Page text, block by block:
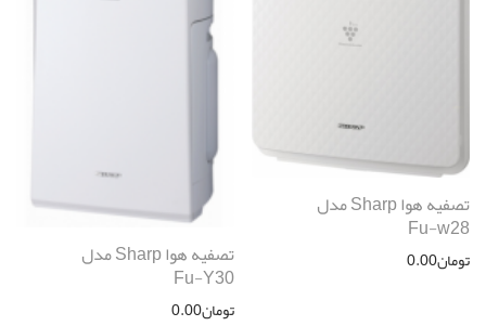
تصفیه هوا Sharp مدل
Fu-w28
تومان0.00 تصفیه هوا Sharp مدل
Fu-Y30
تومان0.00